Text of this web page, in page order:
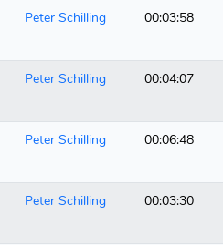
Peter Schilling 00:03:58
Peter Schilling 00:04:07
Peter Schilling 00:06:48
Peter Schilling 00:03:30